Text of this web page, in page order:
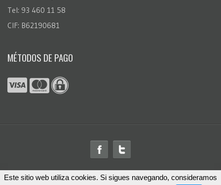
Tel: 93 460 11 58
CIF: B62190681
MÉTODOS DE PAGO
© 2026FotoRegalo.com™. Todos los derechos reservados
Este sitio web utiliza cookies. Si sigues navegando, consideramos